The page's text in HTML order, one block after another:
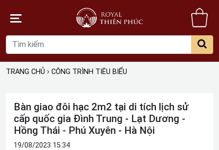
TRANG CHỦ › CÔNG TRÌNH TIÊU BIỂU
Bàn giao đôi hạc 2m2 tại di tích lịch sử
cấp quốc gia Đình Trung - Lạt Dương -
Hồng Thái - Phú Xuyên - Hà Nội
19/08/2023 15:34